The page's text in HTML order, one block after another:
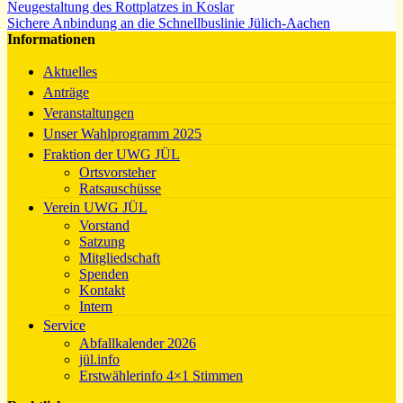
Neugestaltung des Rottplatzes in Koslar
Sichere Anbindung an die Schnellbuslinie Jülich-Aachen
Informationen
Aktuelles
Anträge
Veranstaltungen
Unser Wahlprogramm 2025
Fraktion der UWG JÜL
Ortsvorsteher
Ratsauschüsse
Verein UWG JÜL
Vorstand
Satzung
Mitgliedschaft
Spenden
Kontakt
Intern
Service
Abfallkalender 2026
jül.info
Erstwählerinfo 4×1 Stimmen